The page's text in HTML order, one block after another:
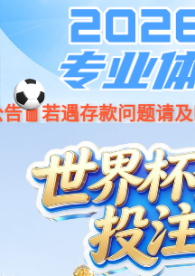
今年会
信至上-Gold
股票
代码 001266
清扫机器人